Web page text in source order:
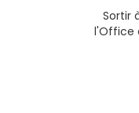
Sortir
l'Office